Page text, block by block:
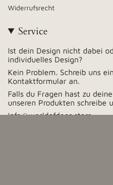
Widerrufsrecht
Service
Ist dein Design nicht dabei
individuelles Design?
Kein Problem. Schreib uns
Kontaktformular an.
Falls du Fragen hast zu
unseren Produkten schreibe
Info@worldofdogs.store